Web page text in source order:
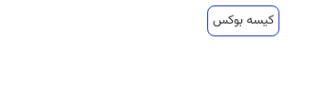
کیسه بوکس